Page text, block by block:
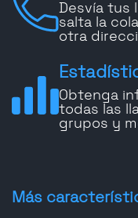
Desvía tus
salta la
otra
Obtenga
todas las
grupos y
Más